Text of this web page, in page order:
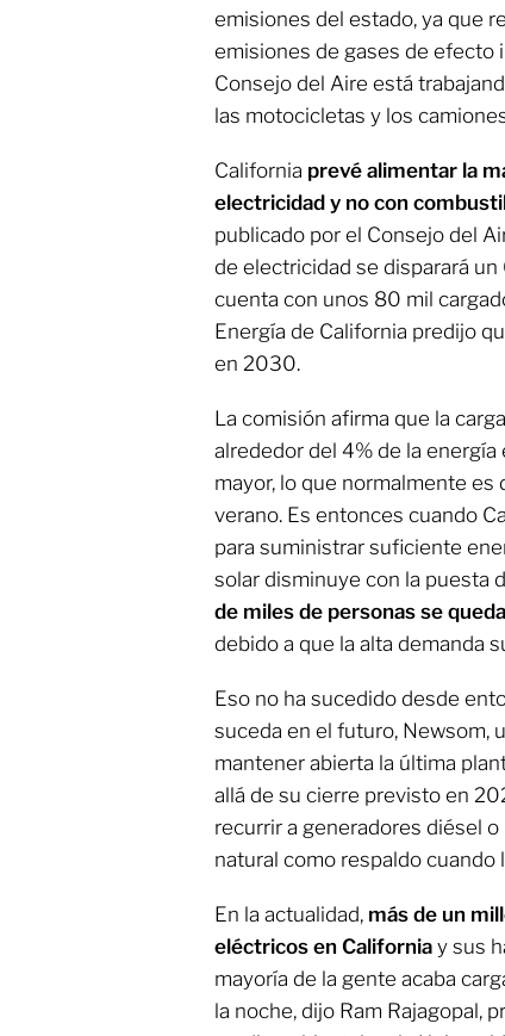
emisiones del estado, ya que
emisiones de gases de efecto
Consejo del Aire está
las motocicletas y los
California prevé alimentar la
electricidad y no con
publicado por el Consejo del
de electricidad se disparará
cuenta con unos 80 mil
Energía de California predijo
en 2030.
La comisión afirma que la
alrededor del 4% de la
mayor, lo que normalmente
verano. Es entonces cuando
para suministrar suficiente
solar disminuye con la puesta
de miles de personas se
debido a que la alta demanda
Eso no ha sucedido desde
suceda en el futuro, Newsom,
mantener abierta la última
allá de su cierre previsto en
recurrir a generadores diésel
natural como respaldo cuando
En la actualidad, más de un
eléctricos en California y sus
mayoría de la gente acaba
la noche, dijo Ram Rajagopal,